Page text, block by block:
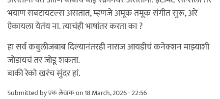
भयाण सबटायटल्स असतात, म्हणजे अमूक तमूक संगीत सुरू, अरे
ऐकायला येतंय ना. त्याचंही भाषांतर करता का ?
हा सर्व कबुलीजबाब दिल्यानंतरही नाराज आयडीचं कनेक्शन माझ्याशी
जोडायचं तर जोडू शकता.
बाकी रेको खरंच सुंदर हां.
Submitted byएक लेखकon 18 March, 2026 - 22:56